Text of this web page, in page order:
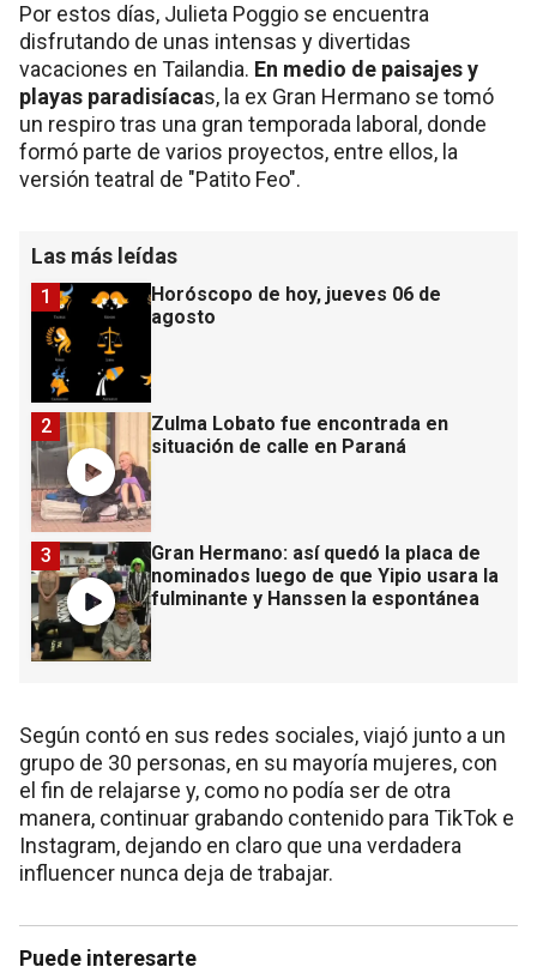
Por estos días, Julieta Poggio se encuentra
disfrutando de unas intensas y divertidas
vacaciones en Tailandia. En medio de paisajes y
playas paradisíacas, la ex Gran Hermano se tomó
un respiro tras una gran temporada laboral, donde
formó parte de varios proyectos, entre ellos, la
versión teatral de "Patito Feo".
Las más leídas
Horóscopo de hoy, jueves 06 de
agosto
1
Zulma Lobato fue encontrada en
situación de calle en Paraná
2
Gran Hermano: así quedó la placa de
nominados luego de que Yipio usara la
fulminante y Hanssen la espontánea
3
Según contó en sus redes sociales, viajó junto a un
grupo de 30 personas, en su mayoría mujeres, con
el fin de relajarse y, como no podía ser de otra
manera, continuar grabando contenido para TikTok e
Instagram, dejando en claro que una verdadera
influencer nunca deja de trabajar.
Puede interesarte